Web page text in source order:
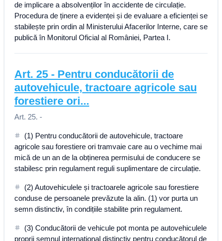
de implicare a absolvenților în accidente de circulație.
Procedura de ținere a evidenței și de evaluare a eficienței se
stabilește prin ordin al Ministerului Afacerilor Interne, care se
publică în Monitorul Oficial al României, Partea I.
Art. 25 - Pentru conducătorii de
autovehicule, tractoare agricole sau
forestiere ori...
Art. 25. -
(1) Pentru conducătorii de autovehicule, tractoare
agricole sau forestiere ori tramvaie care au o vechime mai
mică de un an de la obținerea permisului de conducere se
stabilesc prin regulament reguli suplimentare de circulație.
(2) Autovehiculele și tractoarele agricole sau forestiere
conduse de persoanele prevăzute la alin. (1) vor purta un
semn distinctiv, în condițiile stabilite prin regulament.
(3) Conducătorii de vehicule pot monta pe autovehiculele
proprii semnul internațional distinctiv pentru conducătorul de